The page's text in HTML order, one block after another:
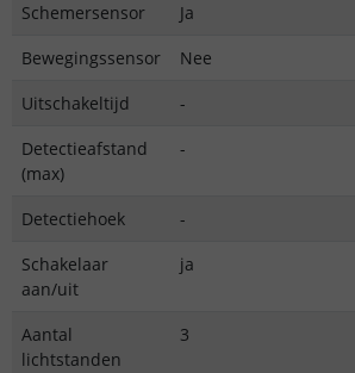
Schemersensor
Ja
Bewegingssensor
Nee
Uitschakeltijd
-
Detectieafstand
(max)
-
Detectiehoek
-
Schakelaar
aan/uit
ja
Aantal
lichtstanden
3